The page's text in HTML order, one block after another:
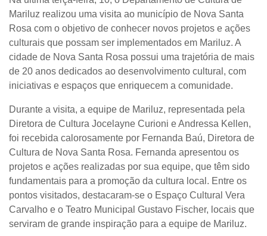
Mariluz realizou uma visita ao município de Nova Santa
Rosa com o objetivo de conhecer novos projetos e ações
culturais que possam ser implementados em Mariluz. A
cidade de Nova Santa Rosa possui uma trajetória de mais
de 20 anos dedicados ao desenvolvimento cultural, com
iniciativas e espaços que enriquecem a comunidade.
Durante a visita, a equipe de Mariluz, representada pela
Diretora de Cultura Jocelayne Curioni e Andressa Kellen,
foi recebida calorosamente por Fernanda Baú, Diretora de
Cultura de Nova Santa Rosa. Fernanda apresentou os
projetos e ações realizadas por sua equipe, que têm sido
fundamentais para a promoção da cultura local. Entre os
pontos visitados, destacaram-se o Espaço Cultural Vera
Carvalho e o Teatro Municipal Gustavo Fischer, locais que
serviram de grande inspiração para a equipe de Mariluz.